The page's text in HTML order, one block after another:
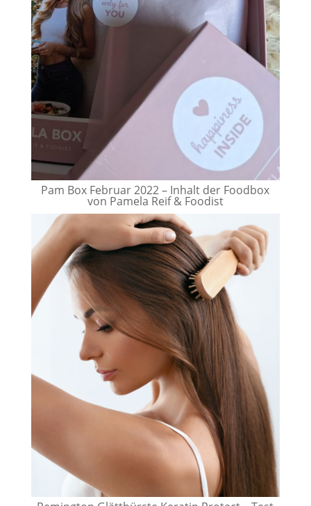
Pam Box Februar 2022 – Inhalt der Foodbox
von Pamela Reif & Foodist